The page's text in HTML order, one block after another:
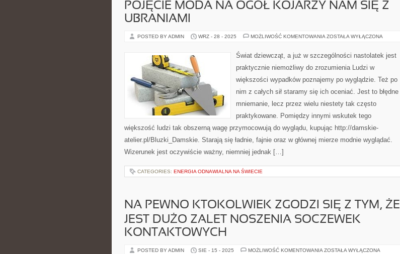
POJĘCIE MODA NA OGÓŁ KOJARZY NAM SIĘ Z
UBRANIAMI
POSTED BY ADMIN WRZ - 28 - 2025 MOŻLIWOŚĆ KOMENTOWANIA POJĘCIE
OGÓŁ
KOJARZY
SIĘ
UBRANIAMI
ZOSTAŁA WYŁĄCZONA
Świat dziewcząt, a już w szczególności nastolatek jest
praktycznie niemożliwy do zrozumienia Ludzi w
większości wypadków poznajemy po wyglądzie. Też po
nim z całych sił staramy się ich oceniać. Jest to błędne
mniemanie, lecz przez wielu niestety tak często
praktykowane. Pomiędzy innymi wskutek tego
większość ludzi tak obszerną wagę przymocowują do wyglądu, kupując http://damskie-
atelier.pl/Bluzki_Damskie. Starają się ładnie, fajnie oraz w głównej mierze modnie wyglądać.
Wizerunek jest oczywiście ważny, niemniej jednak […]
CATEGORIES: ENERGIA ODNAWIALNA NA ŚWIECIE
NA PEWNO KTOKOLWIEK ZGODZI SIĘ Z TYM, ŻE
JEST DUŻO ZALET NOSZENIA SOCZEWEK
KONTAKTOWYCH
POSTED BY ADMIN SIE - 15 - 2025 MOŻLIWOŚĆ KOMENTOWANIA NA
ZOSTAŁA WYŁĄCZONA